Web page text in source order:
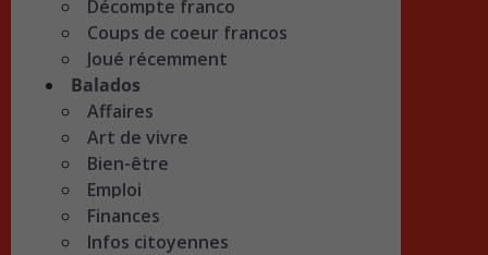
Décompte franco
Coups de coeur francos
Joué récemment
Balados
Affaires
Art de vivre
Bien-être
Emploi
Finances
Infos citoyennes